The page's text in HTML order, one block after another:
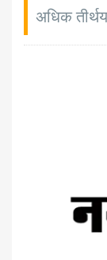
अधिक